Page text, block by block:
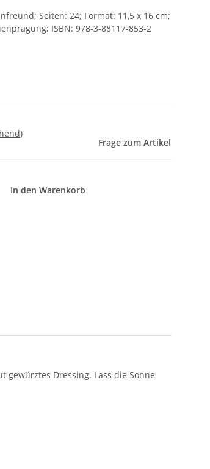
Seiten: 24; Format: 11,5 x 16 cm;
ISBN: 978-3-88117-853-2
Frage zum Artikel
In den Warenkorb
Dressing. Lass die Sonne